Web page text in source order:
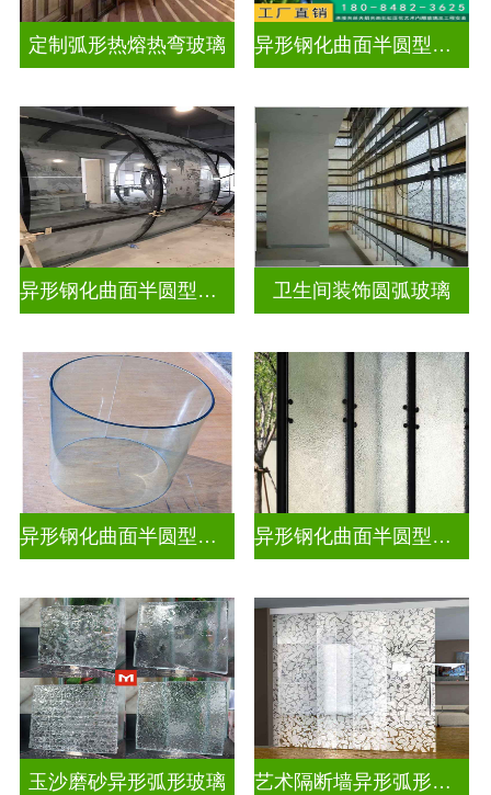
定制弧形热熔热弯玻璃 异形钢化曲面半圆型曲面玻璃
异形钢化曲面半圆型曲面玻璃 卫生间装饰圆弧玻璃
异形钢化曲面半圆型热弯玻璃 异形钢化曲面半圆型曲面玻璃
玉沙磨砂异形弧形玻璃 艺术隔断墙异形弧形玻璃